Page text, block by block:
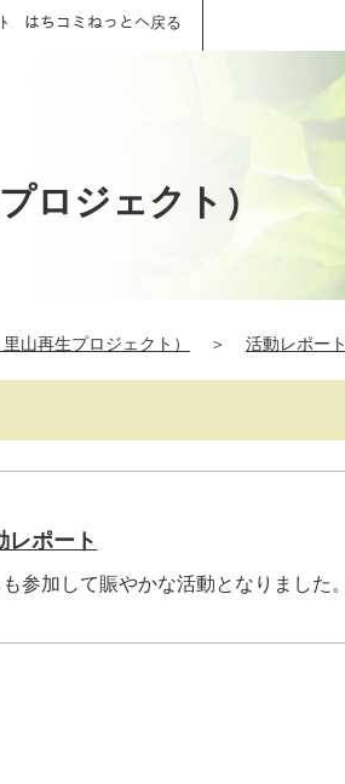
はちコミねっとへ戻る
ロジェクト）
山再生プロジェクト） ＞ 活動レポート
ポート
参加して賑やかな活動となりました。